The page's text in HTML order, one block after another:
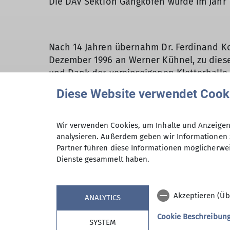
Nach 14 Jahren übernahm Dr. Ferdinand
Dezember 1996 an Werner Kühnel, zu
und Dank der vereinseigenen
Als Michael Rettenbeck im Jahr 2021
Im August 2022 war es schließlich so
überreichte ihr ein kleines, aber
Bereits mit der Familie hat Ingrid Ortner
Alpen bestärkt wurde, führte Ingrid
diese Sektion” erklärt Ingrid Ortner.
Sektion. “Durch das sehr üppige
Diese Website verwendet
Wir verwenden Cookies, um Inhalte und
analysieren. Außerdem geben wir
Partner führen diese Informationen
Dienste gesammelt haben.
ANALYTICS
SYSTEM
Akzeptieren
Cookie